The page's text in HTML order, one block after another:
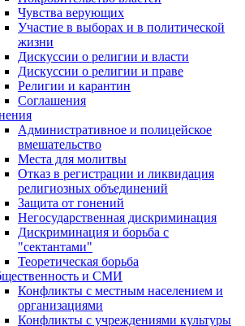
Чувства верующих
Участие в выборах и в политической
жизни
Дискуссии о религии и власти
Дискуссии о религии и праве
Религии и карантин
Соглашения
Административное и полицейское
вмешательство
Места для молитвы
Отказ в регистрации и ликвидация
религиозных объединений
Защита от гонений
Негосударственная дискриминация
Дискриминация и борьба с
"сектантами"
Теоретическая борьба
и СМИ
Конфликты с местным населением и
организациями
Конфликты с учреждениями культуры